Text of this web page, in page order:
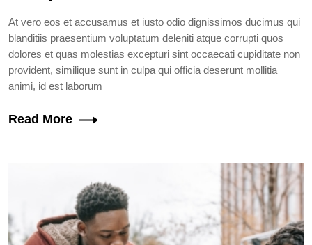
At vero eos et accusamus et iusto odio dignissimos ducimus qui
blanditiis praesentium voluptatum deleniti atque corrupti quos
dolores et quas molestias excepturi sint occaecati cupiditate non
provident, similique sunt in culpa qui officia deserunt mollitia
animi, id est laborum
Read More